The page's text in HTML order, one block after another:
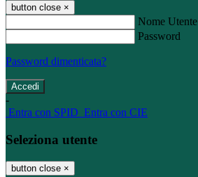
button close ×
Nome Utente
Password
Password dimenticata?
-
Entra con SPID Entra con CIE
Seleziona utente
button close ×